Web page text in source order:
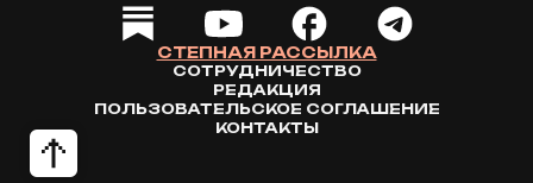
СТЕПНАЯ РАССЫЛКА
СОТРУДНИЧЕСТВО
РЕДАКЦИЯ
ПОЛЬЗОВАТЕЛЬСКОЕ СОГЛАШЕНИЕ
КОНТАКТЫ